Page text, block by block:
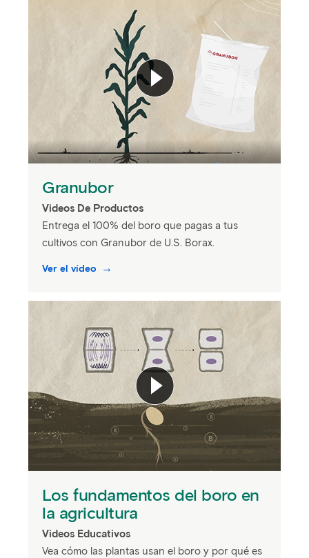
Granubor
Videos De Productos
Entrega el 100% del boro que pagas a tus
cultivos con Granubor de U.S. Borax.
Ver el vídeo
Los fundamentos del boro en
la agricultura
Videos Educativos
Vea cómo las plantas usan el boro y por qué es